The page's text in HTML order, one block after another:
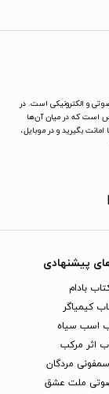
و الکترونیکی است. در
است که در میان آن‌ها
بگیرید و در موبایل،
پیشنهادی
بادام
کیمیاگر
اسب سیاه
اثر مرکب
مردگان
ملت عشق